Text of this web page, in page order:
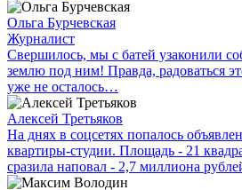
Ольга Бурчевская
Журналист
Свершилось, мы с батей узаконили
землю под ним! Правда, радоваться
уже не осталось…
Алексей Третьяков
На днях в соцсетях попалось
квартиры-студии. Площадь - 21
сразила наповал - 2,7 миллиона